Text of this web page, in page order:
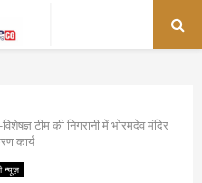
टीम की निगरानी में भोरमदेव मंदिर
कार्य
न्यूज़